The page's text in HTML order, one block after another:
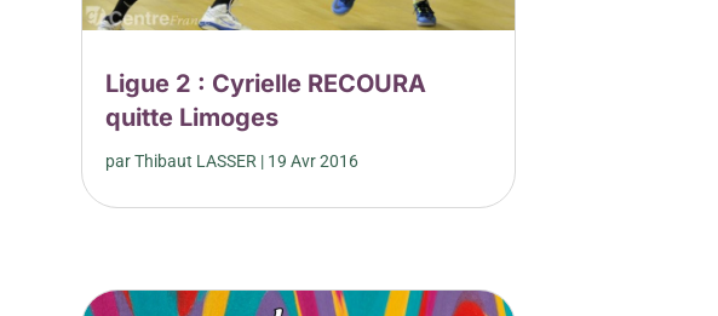
Ligue 2 : Cyrielle RECOURA
quitte Limoges
parThibaut LASSER | 19 Avr 2016